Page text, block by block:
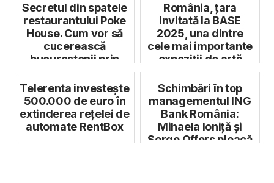
Secretul din spatele
restaurantului Poke
House. Cum vor să
cucerească
bucureștenii prin
România, țara
invitată la BASE
2025, una dintre
cele mai importante
expoziții de artă
Telerenta investește
500.000 de euro în
extinderea rețelei de
automate RentBox
Schimbări în top
managementul ING
Bank România:
Mihaela Ioniță și
Serge Offers pleacă